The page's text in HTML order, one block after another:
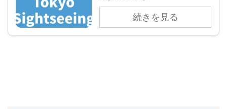
続きを見る